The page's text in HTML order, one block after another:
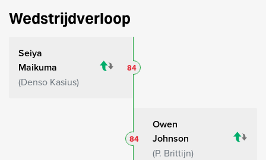
Wedstrijdverloop
Seiya
Maikuma
Denso Kasius
84
Owen
Johnson
P. Brittijn
84